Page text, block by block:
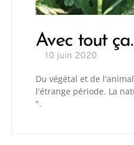
Avec tout
10 juin 2020
Du végétal et de
l'étrange période. La
".